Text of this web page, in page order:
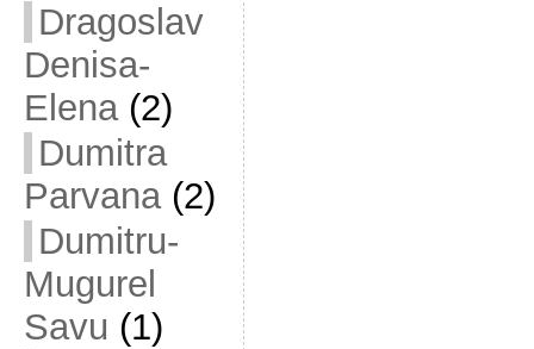
Dragoslav
Denisa-
Elena(2)
Dumitra
Parvana(2)
Dumitru-
Mugurel
Savu (1)